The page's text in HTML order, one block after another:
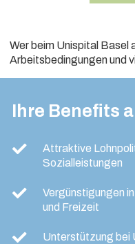
Wer beim Unispital
Arbeitsbedingungen und
Ihre Benefits
Attraktive
Sozialleistungen
Vergünstigungen
und Freizeit
Unterstützung bei